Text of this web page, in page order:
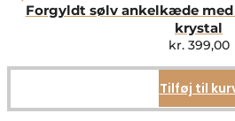
Forgyldt sølv ankelkæde med
krystal
kr.399,00
Tilføj til